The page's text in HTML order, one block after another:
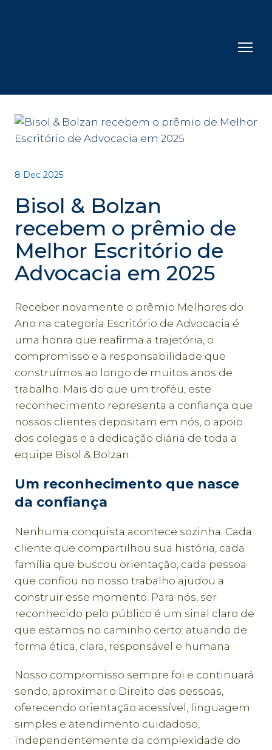
8 Dec 2025
Bisol & Bolzan
recebem o prêmio de
Melhor Escritório de
Advocacia em 2025
Receber novamente o prêmio Melhores do
Ano na categoria Escritório de Advocacia é
uma honra que reafirma a trajetória, o
compromisso e a responsabilidade que
construímos ao longo de muitos anos de
trabalho. Mais do que um troféu, este
reconhecimento representa a confiança que
nossos clientes depositam em nós, o apoio
dos colegas e a dedicação diária de toda a
equipe Bisol & Bolzan.
Um reconhecimento que nasce
da confiança
Nenhuma conquista acontece sozinha. Cada
cliente que compartilhou sua história, cada
família que buscou orientação, cada pessoa
que confiou no nosso trabalho ajudou a
construir esse momento. Para nós, ser
reconhecido pelo público é um sinal claro de
que estamos no caminho certo: atuando de
forma ética, clara, responsável e humana.
Nosso compromisso sempre foi e continuará
sendo, aproximar o Direito das pessoas,
oferecendo orientação acessível, linguagem
simples e atendimento cuidadoso,
independentemente da complexidade do